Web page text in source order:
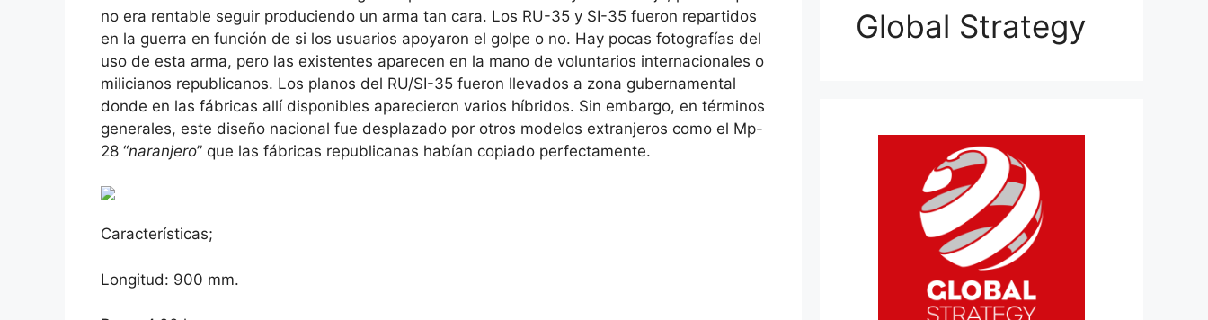
no era rentable seguir produciendo un arma tan cara. Los RU-35 y SI-35 fueron repartidos
en la guerra en función de si los usuarios apoyaron el golpe o no. Hay pocas fotografías del
uso de esta arma, pero las existentes aparecen en la mano de voluntarios internacionales o
milicianos republicanos. Los planos del RU/SI-35 fueron llevados a zona gubernamental
donde en las fábricas allí disponibles aparecieron varios híbridos. Sin embargo, en términos
generales, este diseño nacional fue desplazado por otros modelos extranjeros como el Mp-
28 “naranjero” que las fábricas republicanas habían copiado perfectamente.
Características;
Longitud: 900 mm.
Global Strategy